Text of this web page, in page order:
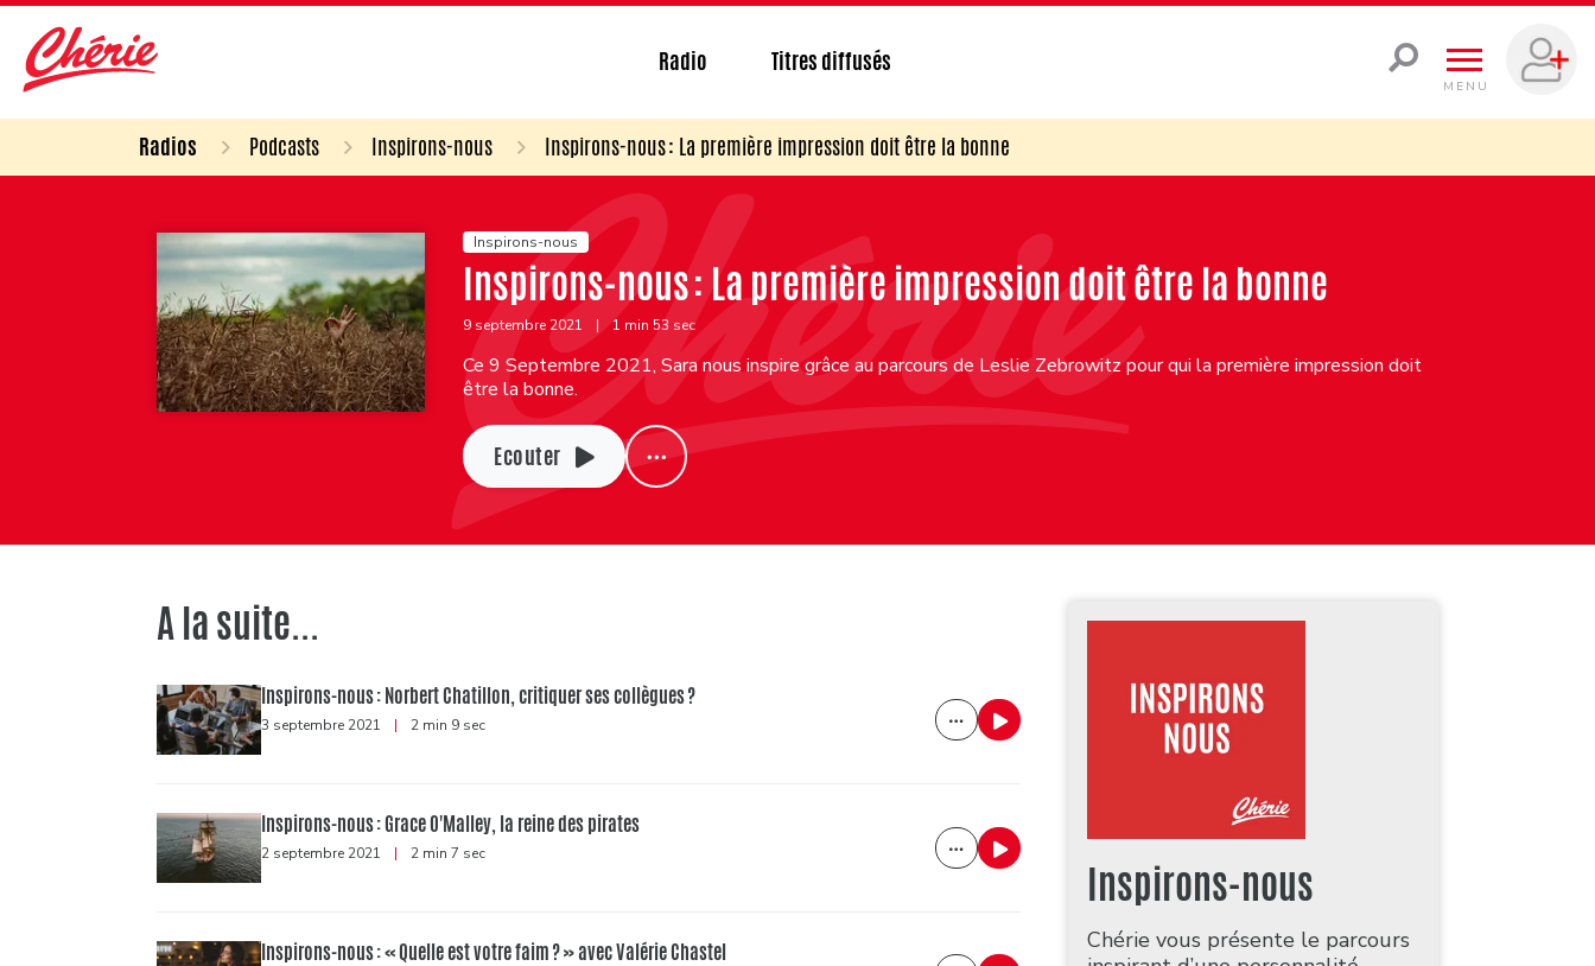
Radio Titres diffusés
MENU
Radios Podcasts Inspirons-nous Inspirons-nous : La première impression doit être la bonne
Inspirons-nous
Inspirons-nous : La première impression doit être la bonne
9 septembre 2021 | 1 min 53 sec
Ce 9 Septembre 2021, Sara nous inspire grâce au parcours de Leslie Zebrowitz pour qui la première impression doit
être la bonne.
Ecouter
A la suite...
Inspirons-nous : Norbert Chatillon, critiquer ses collègues ?
3 septembre 2021 | 2 min 9 sec
Inspirons-nous : Grace O'Malley, la reine des pirates
2 septembre 2021 | 2 min 7 sec
Inspirons-nous : « Quelle est votre faim ? » avec Valérie Chastel
Inspirons-nous
Chérie vous présente le parcours